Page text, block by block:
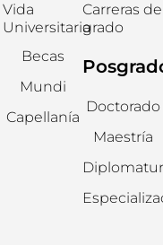
Vida
Universitaria
Becas
Mundi
Capellanía
Carreras de
grado
Doctorado
Maestría